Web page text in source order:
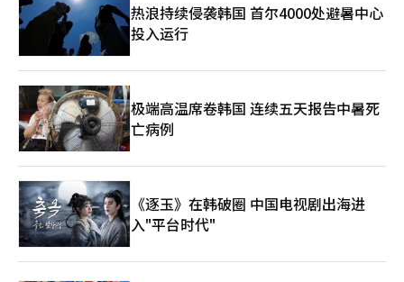
热浪持续侵袭韩国 首尔4000处避暑中心
投入运行
极端高温席卷韩国 连续五天报告中暑死
亡病例
《逐玉》在韩破圈 中国电视剧出海进
入"平台时代"